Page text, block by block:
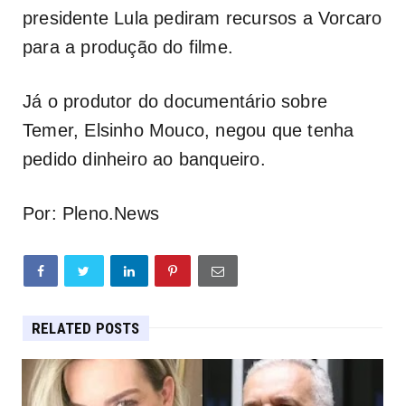
presidente Lula pediram recursos a Vorcaro
para a produção do filme.
Já o produtor do documentário sobre
Temer, Elsinho Mouco, negou que tenha
pedido dinheiro ao banqueiro.
Por: Pleno.News
RELATED POSTS